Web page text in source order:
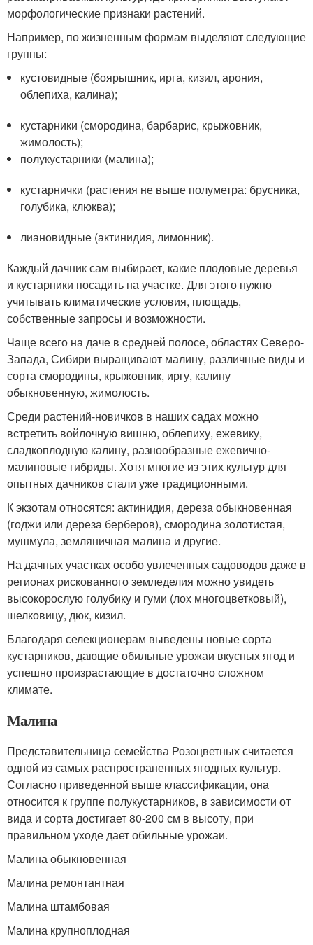
морфологические признаки растений.
Например, по жизненным формам выделяют следующие
группы:
кустовидные (боярышник, ирга, кизил, арония,
облепиха, калина);
кустарники (смородина, барбарис, крыжовник,
жимолость);
полукустарники (малина);
кустарнички (растения не выше полуметра: брусника,
голубика, клюква);
лиановидные (актинидия, лимонник).
Каждый дачник сам выбирает, какие плодовые деревья
и кустарники посадить на участке. Для этого нужно
учитывать климатические условия, площадь,
собственные запросы и возможности.
Чаще всего на даче в средней полосе, областях Северо-
Запада, Сибири выращивают малину, различные виды и
сорта смородины, крыжовник, иргу, калину
обыкновенную, жимолость.
Среди растений-новичков в наших садах можно
встретить войлочную вишню, облепиху, ежевику,
сладкоплодную калину, разнообразные ежевично-
малиновые гибриды. Хотя многие из этих культур для
опытных дачников стали уже традиционными.
К экзотам относятся: актинидия, дереза обыкновенная
(годжи или дереза берберов), смородина золотистая,
мушмула, земляничная малина и другие.
На дачных участках особо увлеченных садоводов даже в
регионах рискованного земледелия можно увидеть
высокорослую голубику и гуми (лох многоцветковый),
шелковицу, дюк, кизил.
Благодаря селекционерам выведены новые сорта
кустарников, дающие обильные урожаи вкусных ягод и
успешно произрастающие в достаточно сложном
климате.
Малина
Представительница семейства Розоцветных считается
одной из самых распространенных ягодных культур.
Согласно приведенной выше классификации, она
относится к группе полукустарников, в зависимости от
вида и сорта достигает 80-200 см в высоту, при
правильном уходе дает обильные урожаи.
Малина обыкновенная
Малина ремонтантная
Малина штамбовая
Малина крупноплодная